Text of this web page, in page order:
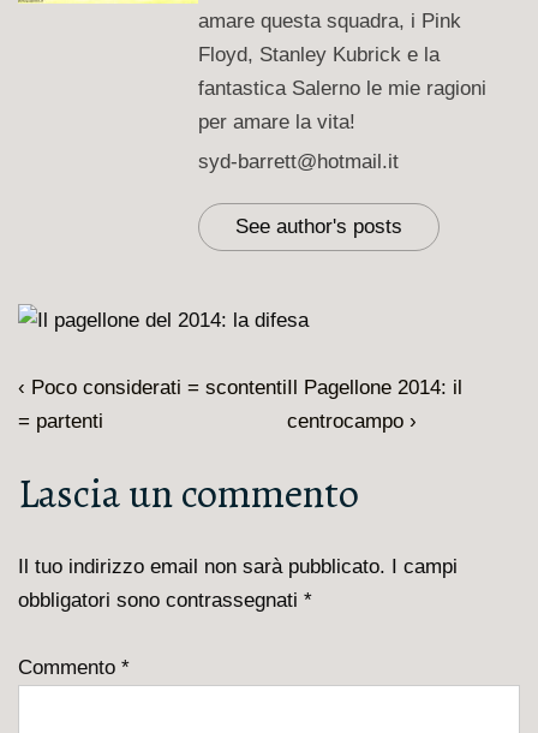
amare questa squadra, i Pink
Floyd, Stanley Kubrick e la
fantastica Salerno le mie ragioni
per amare la vita!
syd-barrett@hotmail.it
See author's posts
Navigazione
articoli
L'articolo
precedente
‹ Poco considerati = scontenti
= partenti
Il
prossimo
è
Il Pagellone 2014: il
centrocampo ›
Lascia un commento
Il tuo indirizzo email non sarà pubblicato. I campi
obbligatori sono contrassegnati *
Commento *